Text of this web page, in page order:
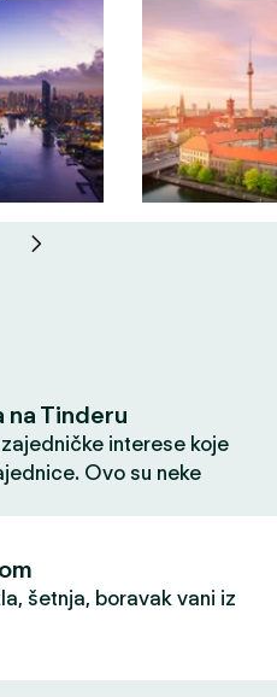
na Tinderu
interese koje
Ovo su neke
šetnja, boravak vani iz